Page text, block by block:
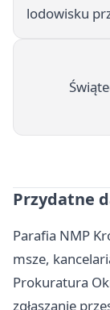
lodowisku
Przydatne
Parafia NMP
msze,
Prokuratura
zgłaszanie